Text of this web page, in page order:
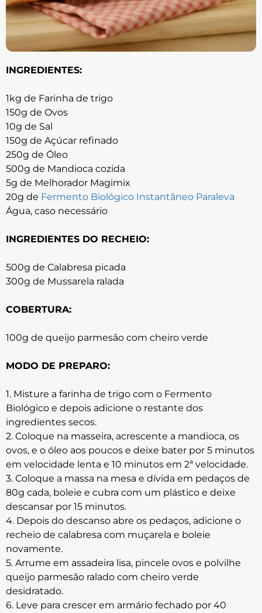
INGREDIENTES:
1kg de Farinha de trigo
150g de Ovos
10g de Sal
150g de Açúcar refinado
250g de Óleo
500g de Mandioca cozida
5g de Melhorador Magimix
20g de Fermento Biológico Instantâneo Paraleva
Água, caso necessário
INGREDIENTES DO RECHEIO:
500g de Calabresa picada
300g de Mussarela ralada
COBERTURA:
100g de queijo parmesão com cheiro verde
MODO DE PREPARO:
1. Misture a farinha de trigo com o Fermento
Biológico e depois adicione o restante dos
ingredientes secos.
2. Coloque na masseira, acrescente a mandioca, os
ovos, e o óleo aos poucos e deixe bater por 5 minutos
em velocidade lenta e 10 minutos em 2ª velocidade.
3. Coloque a massa na mesa e dívida em pedaços de
80g cada, boleie e cubra com um plástico e deixe
descansar por 15 minutos.
4. Depois do descanso abre os pedaços, adicione o
recheio de calabresa com muçarela e boleie
novamente.
5. Arrume em assadeira lisa, pincele ovos e polvilhe
queijo parmesão ralado com cheiro verde
desidratado.
6. Leve para crescer em armário fechado por 40